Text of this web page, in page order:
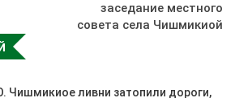
заседание местного
совета села Чишмикиой
Чишмикиое ливни затопили дороги,